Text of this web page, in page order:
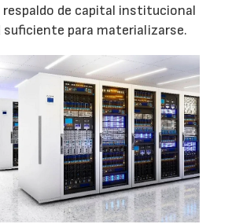
de capital institucional
suficiente para materializarse.